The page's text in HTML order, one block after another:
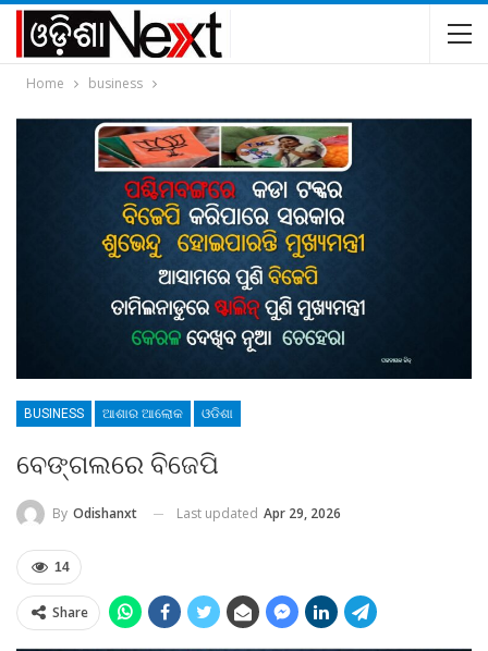
Home business
BUSINESS ଆଶାର ଆଲୋକ ଓଡିଶା
ବେଙ୍ଗଲରେ ବିଜେପି
By Odishanxt Last updated Apr 29, 2026
14
Share